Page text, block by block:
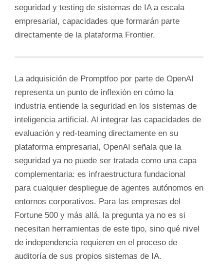
seguridad y testing de sistemas de IA a escala
empresarial, capacidades que formarán parte
directamente de la plataforma Frontier.
La adquisición de Promptfoo por parte de OpenAI
representa un punto de inflexión en cómo la
industria entiende la seguridad en los sistemas de
inteligencia artificial. Al integrar las capacidades de
evaluación y red-teaming directamente en su
plataforma empresarial, OpenAI señala que la
seguridad ya no puede ser tratada como una capa
complementaria: es infraestructura fundacional
para cualquier despliegue de agentes autónomos en
entornos corporativos. Para las empresas del
Fortune 500 y más allá, la pregunta ya no es si
necesitan herramientas de este tipo, sino qué nivel
de independencia requieren en el proceso de
auditoría de sus propios sistemas de IA.